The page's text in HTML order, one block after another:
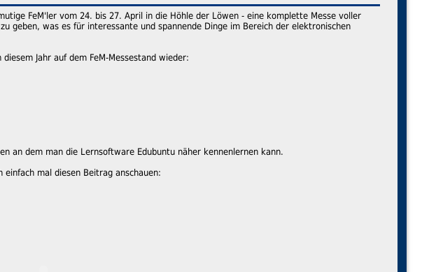
FeM'ler vom 24. bis 27. April in die Höhle der Löwen - eine komplette Messe voller
geben, was es für interessante und spannende Dinge im Bereich der elektronischen
diesem Jahr auf dem FeM-Messestand wieder:
an dem man die Lernsoftware Edubuntu näher kennenlernen kann.
mal diesen Beitrag anschauen: